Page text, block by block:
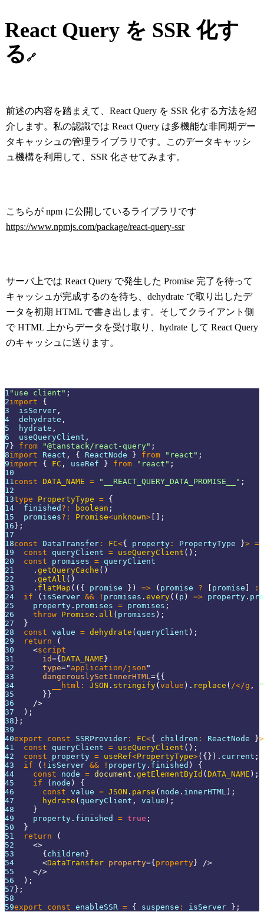
React Query を SSR 化す
る 🔗
前述の内容を踏まえて、React Query を SSR 化する方法を紹
介します。私の認識では React Query は多機能な非同期デー
タキャッシュの管理ライブラリです。このデータキャッシ
ュ機構を利用して、SSR 化させてみます。
こちらが npm に公開しているライブラリです
https://www.npmjs.com/package/react-query-ssr
サーバ上では React Query で発生した Promise 完了を待って
キャッシュが完成するのを待ち、dehydrate で取り出したデ
ータを初期 HTML で書き出します。そしてクライアント側
で HTML 上からデータを受け取り、hydrate して React Query
のキャッシュに送ります。
1 "use client" ;
2import
{
3
  isServer
,
4
  dehydrate
,
5
  hydrate
,
6
  useQueryClient
,
7 } from "@tanstack/react-query" ;
8import React , { ReactNode } from "react" ;
9import { FC , useRef } from "react" ;
10
11 const DATA_NAME = "__REACT_QUERY_DATA_PROMISE__" ;
12
13type PropertyType = {
14
  finished
? : boolean ;
15
  promises
? : Promise<unknown>
;
16 } ;
17
18const DataTransfer : FC<{ property : PropertyType }> =
19
const queryClient = useQueryClient ( ) ;
20
const promises = queryClient
21
. getQueryCache ( )
22
. getAll ( )
23
. flatMap ( ( { promise } ) => ( promise ? promise
:
24
if ( isServer && ! promises . every( ( p ) => property .
25
    property
. promises = promises ;
26
throw Promise . all ( promises ) ;
27
}
28
const value = dehydrate ( queryClient ) ;
29
return
(
30
<script
31
id={ DATA_NAME }
32
type=" application/json "
33
dangerouslySetInnerHTML ={ {
34
        __html
: JSON . stringify( value ) . replace ( /</g ,
35
} }
36
/>
37
) ;
38 } ;
39
40export const SSRProvider : FC<{ children : ReactNode }>
41
const queryClient = useQueryClient ( ) ;
42
const property = useRef<PropertyType>( { } ) . current ;
43
if ( ! isServer && ! property . finished )
{
44
const node = document . getElementById ( DATA_NAME ) ;
45
if ( node )
{
46
const value = JSON . parse ( node . innerHTML ) ;
47
hydrate ( queryClient , value ) ;
48
}
49
    property
. finished = true ;
50
}
51
return
(
52
<>
53
{ children }
54
<DataTransfer property={ property }
/>
55
</>
56
) ;
57 } ;
58
59export const enableSSR = { suspense : isServer } ;